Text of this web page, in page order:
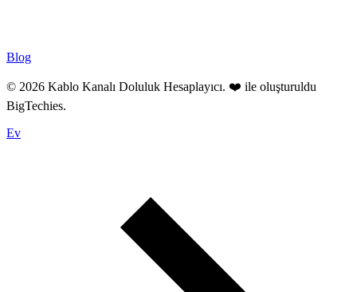
Blog
© 2026 Kablo Kanalı Doluluk Hesaplayıcı. ❤️ ile oluşturuldu
BigTechies.
Ev